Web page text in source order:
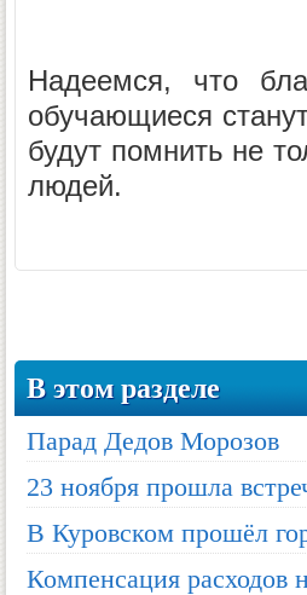
Надеемся, что
обучающиеся
будут помнить не
людей.
В этом разделе
Парад Дедов Морозов
23 ноября прошла
В Куровском прошёл
Компенсация расходов